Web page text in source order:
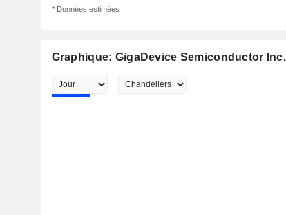
* Données estimées
Graphique: GigaDevice Semiconductor Inc.